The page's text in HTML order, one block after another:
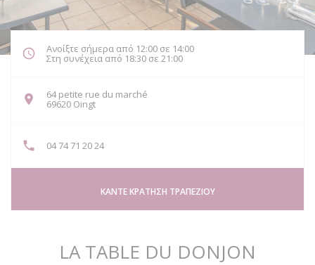
Ανοίξτε σήμερα από 12:00 σε 14:00
Στη συνέχεια από 18:30 σε 21:00
64 petite rue du marché
69620 Oingt((ανοίγει σε νέο παράθυρο))
04 74 71 20 24
ΚΆΝΤΕ ΚΡΆΤΗΣΗ ΤΡΑΠΕΖΙΟΎ
LA TABLE DU DONJON